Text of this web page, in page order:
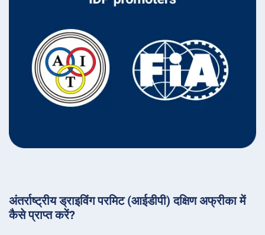
अंतर्राष्ट्रीय ड्राइविंग परमिट (आईडीपी) दक्षिण अफ्रीका में
कैसे प्राप्त करें?